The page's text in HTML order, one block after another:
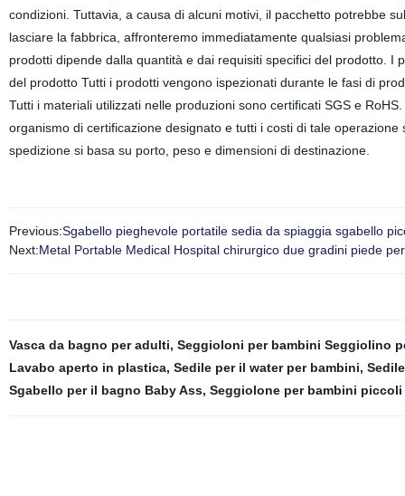
condizioni. Tuttavia, a causa di alcuni motivi, il pacchetto potrebbe
lasciare la fabbrica, affronteremo immediatamente qualsiasi
prodotti dipende dalla quantità e dai requisiti specifici del prodotto.
del prodotto Tutti i prodotti vengono ispezionati durante le fasi di
Tutti i materiali utilizzati nelle produzioni sono certificati SGS e
organismo di certificazione designato e tutti i costi di tale
spedizione si basa su porto, peso e dimensioni di destinazione.
Previous:Sgabello pieghevole portatile sedia da spiaggia sgabello
Next:Metal Portable Medical Hospital chirurgico due gradini piede
Vasca da bagno per adulti, Seggioloni per bambini Seggiolino
Lavabo aperto in plastica, Sedile per il water per bambini,
Sgabello per il bagno Baby Ass, Seggiolone per bambini